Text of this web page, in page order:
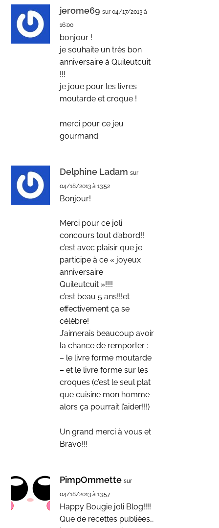
jerome69 sur 04/17/2013 à
16:00
bonjour !
je souhaite un très bon
anniversaire à Quileutcuit
!!!
je joue pour les livres
moutarde et croque !
merci pour ce jeu
gourmand
Delphine Ladam sur
04/18/2013 à 13:52
Bonjour!
Merci pour ce joli
concours tout d’abord!!
c’est avec plaisir que je
participe à ce « joyeux
anniversaire
Quileutcuit »!!!!
c’est beau 5 ans!!!et
effectivement ça se
célèbre!
J’aimerais beaucoup avoir
la chance de remporter :
– le livre forme moutarde
– et le livre forme sur les
croques (c’est le seul plat
que cuisine mon homme
alors ça pourrait l’aider!!!)
Un grand merci à vous et
Bravo!!!
PimpOmmette sur
04/18/2013 à 13:57
Happy Bougie joli Blog!!!!
Que de recettes publiées…